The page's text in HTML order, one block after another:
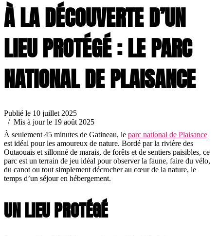
À LA DÉCOUVERTE D’UN
LIEU PROTÉGÉ : LE PARC
NATIONAL DE PLAISANCE
Publié le 10 juillet 2025
/ Mis à jour le 19 août 2025
À seulement 45 minutes de Gatineau, le parc national de Plaisance
est idéal pour les amoureux de nature. Bordé par la rivière des
Outaouais et sillonné de marais, de forêts et de sentiers paisibles, ce
parc est un terrain de jeu idéal pour observer la faune, faire du vélo,
du canot ou tout simplement décrocher au cœur de la nature, le
temps d’un séjour en hébergement.
UN LIEU PROTÉGÉ